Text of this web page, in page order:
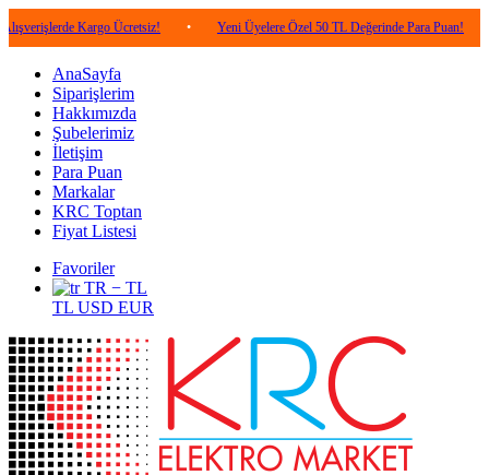
Kargo Ücretsiz! • Yeni Üyelere Özel 50 TL Değerinde Para Puan! •
AnaSayfa
Siparişlerim
Hakkımızda
Şubelerimiz
İletişim
Para Puan
Markalar
KRC Toptan
Fiyat Listesi
Favoriler
TR − TL
TL USD EUR